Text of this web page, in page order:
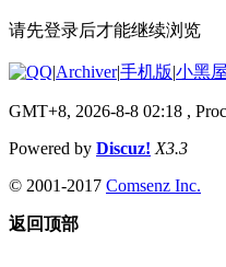
请先登录后才能继续浏览
|Archiver|手机版|小黑屋
GMT+8, 2026-8-8 02:18 ,
Powered by Discuz! X3.3
© 2001-2017 Comsenz Inc.
返回顶部